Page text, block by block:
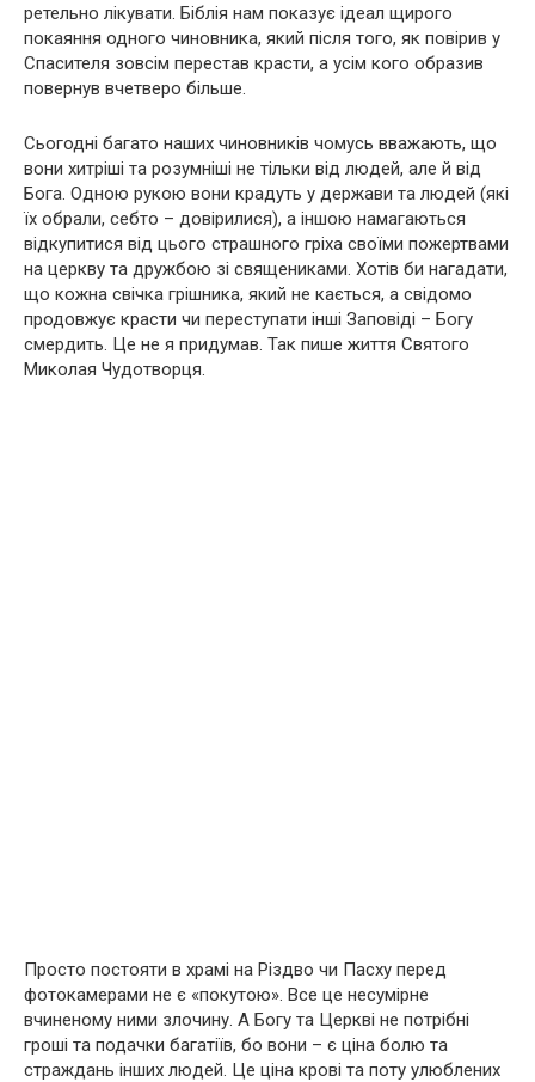
ретельно лікувати. Біблія нам показує ідеал щирого
покаяння одного чиновника, який після того, як повірив у
Спасителя зовсім перестав красти, а усім кого образив
повернув вчетверо більше.
Сьогодні багато наших чиновників чомусь вважають, що
вони хитріші та розумніші не тільки від людей, але й від
Бога. Одною рукою вони крадуть у держави та людей (які
їх обрали, себто – довірилися), а іншою намагаються
відкупитися від цього страшного гріха своїми пожертвами
на церкву та дружбою зі священиками. Хотів би нагадати,
що кожна свічка грішника, який не кається, а свідомо
продовжує красти чи переступати інші Заповіді – Богу
смердить. Це не я придумав. Так пише життя Святого
Миколая Чудотворця.
Просто постояти в храмі на Різдво чи Пасху перед
фотокамерами не є «покутою». Все це несумірне
вчиненому ними злочину. А Богу та Церкві не потрібні
гроші та подачки багатіїв, бо вони – є ціна болю та
страждань інших людей. Це ціна крові та поту улюблених